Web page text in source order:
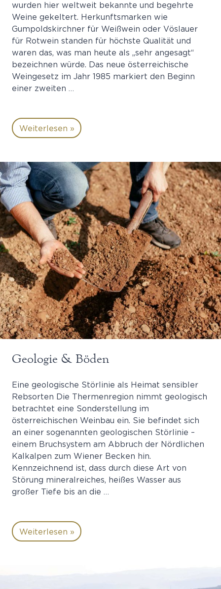
wurden hier weltweit bekannte und begehrte
Weine gekeltert. Herkunftsmarken wie
Gumpoldskirchner für Weißwein oder Vöslauer
für Rotwein standen für höchste Qualität und
waren das, was man heute als „sehr angesagt“
bezeichnen würde. Das neue österreichische
Weingesetz im Jahr 1985 markiert den Beginn
einer zweiten …
Weiterlesen »
Geologie & Böden
Eine geologische Störlinie als Heimat sensibler
Rebsorten Die Thermenregion nimmt geologisch
betrachtet eine Sonderstellung im
österreichischen Weinbau ein. Sie befindet sich
an einer sogenannten geologischen Störlinie –
einem Bruchsystem am Abbruch der Nördlichen
Kalkalpen zum Wiener Becken hin.
Kennzeichnend ist, dass durch diese Art von
Störung mineralreiches, heißes Wasser aus
großer Tiefe bis an die …
Weiterlesen »